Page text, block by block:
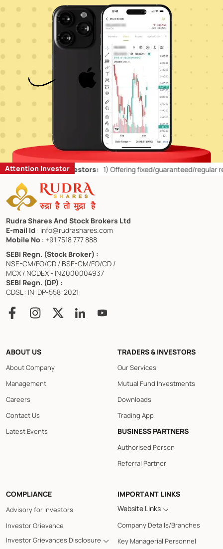
Attention Investor
for Retail Investors: 1)Offering fixed/guaranteed/regular
Rudra Shares And Stock Brokers Ltd
E-mail Id : info@rudrashares.com
Mobile No : +91 7518 777 888
SEBI Regn. (Stock Broker) :
NSE-CM/FO/CD / BSE-CM/FO/CD /
MCX / NCDEX - INZ000004937
SEBI Regn. (DP) :
CDSL : IN-DP-558-2021
ABOUT US
About Company
Management
Careers
Contact Us
Latest Events
TRADERS & INVESTORS
Our Services
Mutual Fund Investments
Downloads
Trading App
BUSINESS PARTNERS
Authorised Person
Referral Partner
COMPLIANCE
Advisory for Investors
Investor Grievance
Investor Grievances Disclosure
IMPORTANT LINKS
Website Links
Company Details/Branches
Key Managerial Personnel